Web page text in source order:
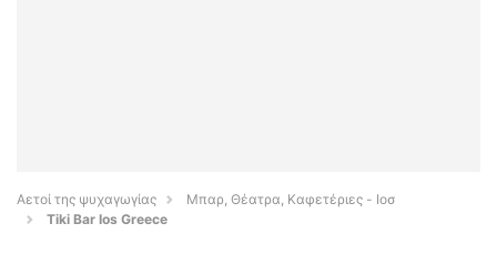
Αετοί της ψυχαγωγίας
Μπαρ, Θέατρα, Καφετέριες - Ιοσ
Tiki Bar Ios Greece